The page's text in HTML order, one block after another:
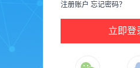
注册账户 忘记密码？